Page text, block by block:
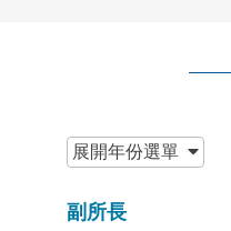
展開年份選單
副所長